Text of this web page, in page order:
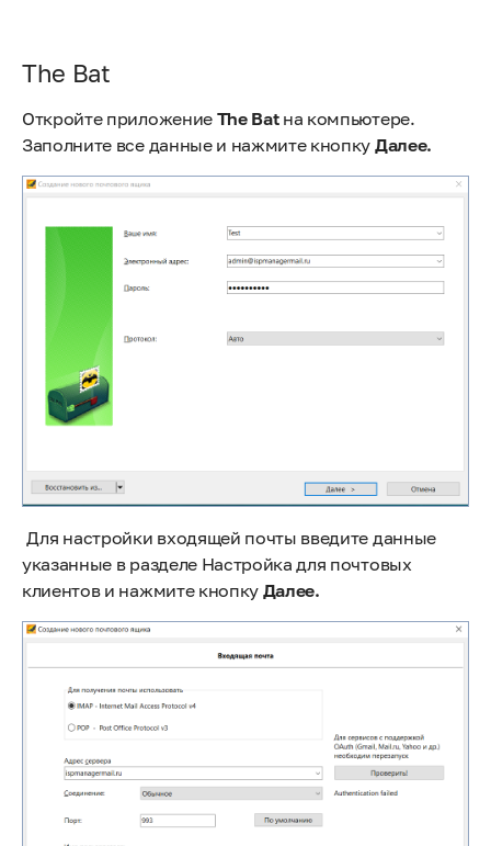
The Bat
Откройте приложение The Batна компьютере.
Заполните все данные и нажмите кнопку Далее.
Для настройки входящей почты введите данные
указанные в разделе Настройка для почтовых
клиентов и нажмите кнопку Далее.